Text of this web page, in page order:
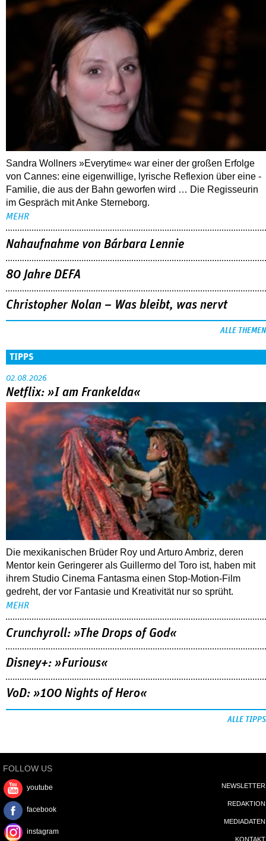
Interview mit Sandra Wollner
Sandra Wollners »Everytime« war einer der großen Erfolge
Familie, die aus der Bahn geworfen wird … Die Regisseurin
im Gespräch mit Anke Sterneborg.
MEHR
80 Jahre DEFA
Christopher Nolan – Was bleibt, was nervt
ALLE THEMEN
TIPPS
Netflix: »I am Frankelda«
Die mexikanischen Brüder Roy und Arturo Ambriz, deren
ihrem Studio Cinema Fantasma einen Stop-Motion-Film
gedreht, der vor Fantasie und Kreativität nur so sprüht.
MEHR
Disney+: »Furious«
VoD: »100 Nights of Hero«